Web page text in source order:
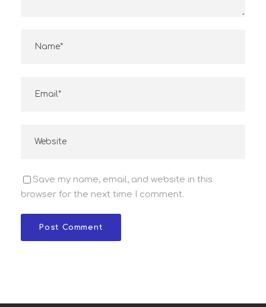
Save my name, email, and website in this
browser for the next time I comment.